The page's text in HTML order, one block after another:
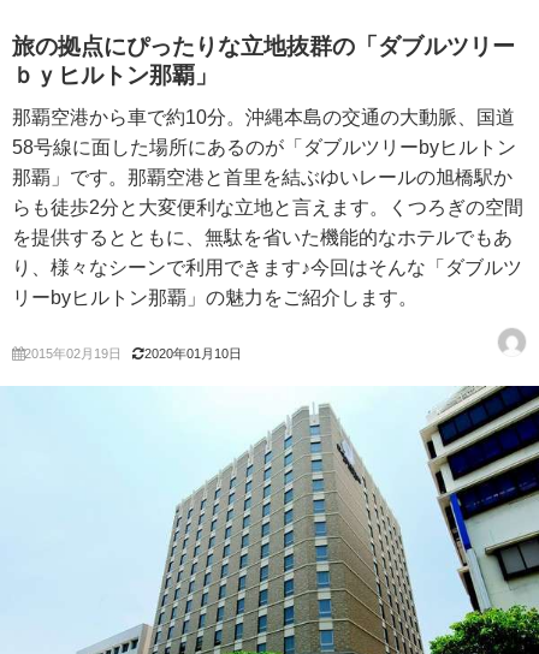
旅の拠点にぴったりな立地抜群の「ダブルツリー
ｂｙヒルトン那覇」
那覇空港から車で約10分。沖縄本島の交通の大動脈、国道
58号線に面した場所にあるのが「ダブルツリーbyヒルトン
那覇」です。那覇空港と首里を結ぶゆいレールの旭橋駅か
らも徒歩2分と大変便利な立地と言えます。くつろぎの空間
を提供するとともに、無駄を省いた機能的なホテルでもあ
り、様々なシーンで利用できます♪今回はそんな「ダブルツ
リーbyヒルトン那覇」の魅力をご紹介します。
2015年02月19日 2020年01月10日